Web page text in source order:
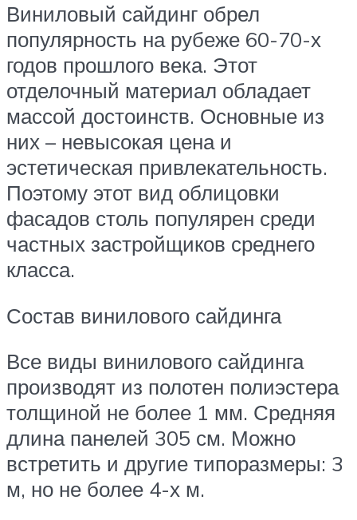
Виниловый сайдинг обрел
популярность на рубеже 60-70-х
годов прошлого века. Этот
отделочный материал обладает
массой достоинств. Основные из
них – невысокая цена и
эстетическая привлекательность.
Поэтому этот вид облицовки
фасадов столь популярен среди
частных застройщиков среднего
класса.
Состав винилового сайдинга
Все виды винилового сайдинга
производят из полотен полиэстера
толщиной не более 1 мм. Средняя
длина панелей 305 см. Можно
встретить и другие типоразмеры: 3
м, но не более 4-х м.